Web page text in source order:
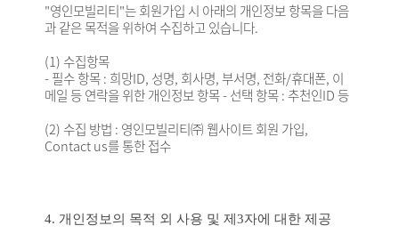
"영인모빌리티"는 회원가입 시 아래의 개인정보 항목을 다음
과 같은 목적을 위하여 수집하고 있습니다.
(1) 수집항목
- 필수 항목 : 희망ID, 성명, 회사명, 부서명, 전화/휴대폰, 이
메일 등 연락을 위한 개인정보 항목 - 선택 항목 : 추천인ID 등
(2) 수집 방법 : 영인모빌리티㈜ 웹사이트 회원 가입,
Contact us를 통한 접수
4. 개인정보의 목적 외 사용 및 제3자에 대한 제공